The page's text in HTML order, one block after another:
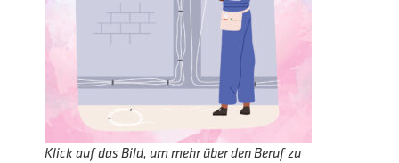
Klick auf das Bild, um mehr über den Beruf zu